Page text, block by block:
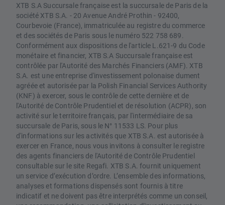
XTB S.A Succursale française est la succursale de Paris de la
société XTB S.A. - 20 Avenue André Prothin - 92400,
Courbevoie (France), immatriculée au registre du commerce
et des sociétés de Paris sous le numéro 522 758 689.
Conformément aux dispositions de l'article L.621-9 du Code
monétaire et financier, XTB S.A Succursale française est
contrôlée par l'Autorité des Marchés Financiers (AMF). XTB
S.A. est une entreprise d'investissement polonaise dument
agréée et autorisée par la Polish Financial Services Authority
(KNF) à exercer, sous le contrôle de cette dernière et de
l'Autorité de Contrôle Prudentiel et de résolution (ACPR), son
activité sur le territoire français, par l'intermédiaire de sa
succursale de Paris, sous le N° 11533 LS. Pour plus
d'informations sur les activités que XTB S.A. est autorisée à
exercer en France, nous vous invitons à consulter le registre
des agents financiers de l'Autorité de Contrôle Prudentiel
consultable sur le site Regafi. XTB S.A. fournit uniquement
un service d’exécution d’ordre. L’ensemble des informations,
analyses et formations dispensés sont fournis à titre
indicatif et ne doivent pas être interprétés comme un conseil,